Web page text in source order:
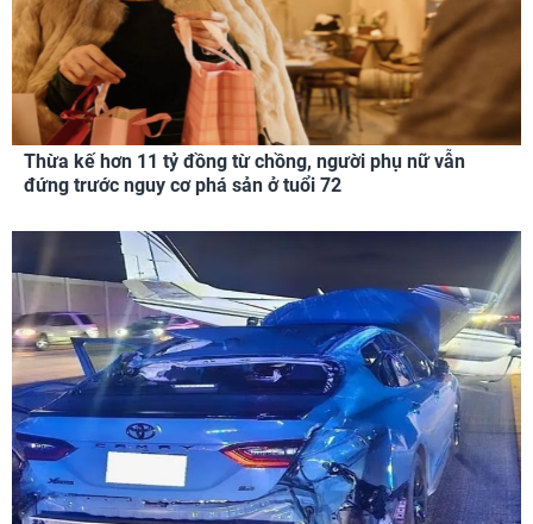
Thừa kế hơn 11 tỷ đồng từ chồng, người phụ nữ vẫn
đứng trước nguy cơ phá sản ở tuổi 72